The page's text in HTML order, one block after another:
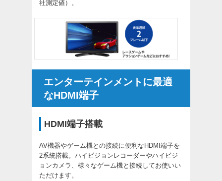
社測定値）。
エンターテインメントに最適
なHDMI端子
HDMI端子搭載
AV機器やゲーム機との接続に便利なHDMI端子を
2系統搭載。ハイビジョンレコーダーやハイビジ
ョンカメラ、様々なゲーム機と接続してお使いい
ただけます。